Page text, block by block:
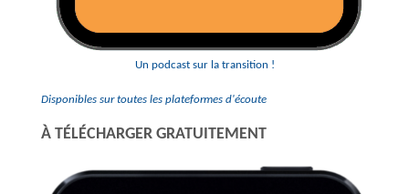
Un podcast sur la transition !
Disponibles sur toutes les plateformes d'écoute
À TÉLÉCHARGER GRATUITEMENT